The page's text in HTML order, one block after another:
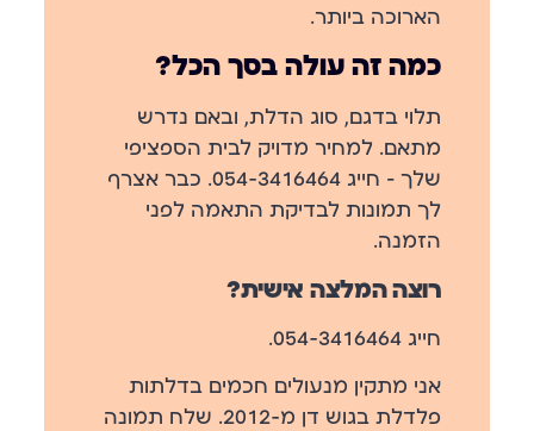
הארוכה ביותר.
כמה זה עולה בסך הכל?
תלוי בדגם, סוג הדלת, ובאם נדרש
מתאם. למחיר מדויק לבית הספציפי
שלך — חייג 054-3416464.
כבר אצרף
לך תמונות לבדיקת התאמה לפני
הזמנה.
רוצה המלצה אישית?
חייג 054-3416464.
אני מתקין מנעולים חכמים בדלתות
פלדלת בגוש דן מ-2012. שלח תמונה